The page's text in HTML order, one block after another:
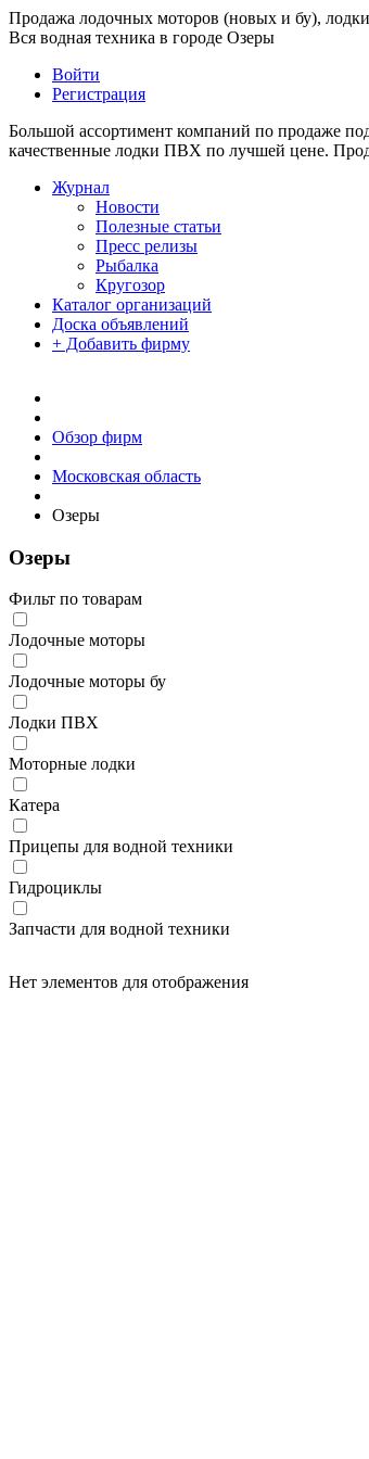
Продажа лодочных моторов (новых и бу),
Вся водная техника в городе Озеры
Войти
Регистрация
Большой ассортимент компаний по продаже
качественные лодки ПВХ по лучшей цене.
Журнал
Новости
Полезные статьи
Пресс релизы
Рыбалка
Кругозор
Каталог организаций
Доска объявлений
+ Добавить фирму
Обзор фирм
Московская область
Озеры
Озеры
Фильт по товарам
Лодочные моторы
Лодочные моторы бу
Лодки ПВХ
Моторные лодки
Катера
Прицепы для водной техники
Гидроциклы
Запчасти для водной техники
Нет элементов для отображения